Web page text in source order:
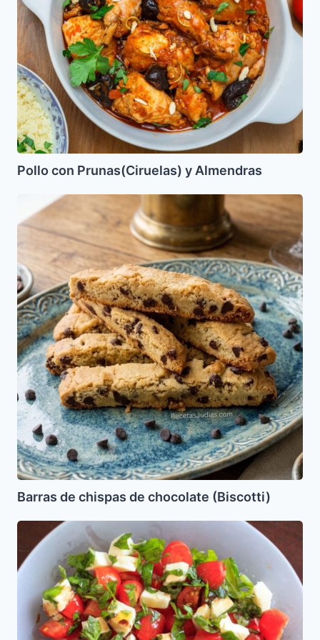
Pollo con Prunas(Ciruelas) y Almendras
Barras
de
chispas
chocolate
(Biscotti)
Barras de chispas de chocolate (Biscotti)
Ensalada
Caprese